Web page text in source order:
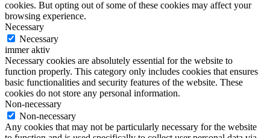
cookies. But opting out of some of these cookies may affect your
browsing experience.
Necessary
Necessary
immer aktiv
Necessary cookies are absolutely essential for the website to
function properly. This category only includes cookies that ensures
basic functionalities and security features of the website. These
cookies do not store any personal information.
Non-necessary
Non-necessary
Any cookies that may not be particularly necessary for the website